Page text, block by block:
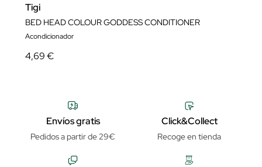
Tigi
BED HEAD COLOUR GODDESS CONDITIONER
Acondicionador
4,69 €
Envíos gratis
Pedidos a partir de 29€
Click&Collect
Recoge en tienda